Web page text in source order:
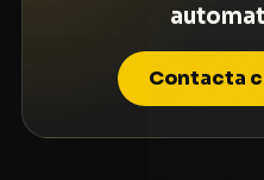
Contacta